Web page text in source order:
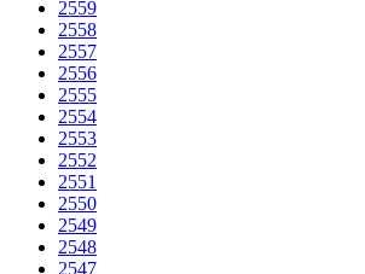
2559
2558
2557
2556
2555
2554
2553
2552
2551
2550
2549
2548
2547